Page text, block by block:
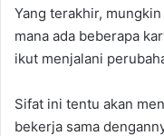
Yang terakhir,
mana ada beberapa
ikut menjalani
Sifat ini tentu akan
bekerja sama